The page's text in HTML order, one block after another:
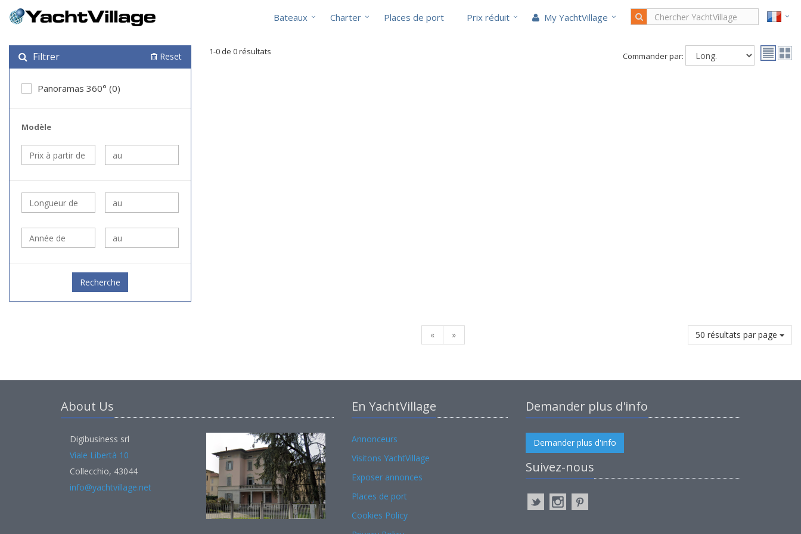
Bateaux Charter Places de port Prix réduit My YachtVillage
Filtrer Reset
Panoramas 360° (0)
Modèle
Recherche
1-0 de 0 résultats Commander par:
« » 50 résultats par page
About Us
Digibusiness srl
Viale Libertà 10
Collecchio, 43044
info@yachtvillage.net
En YachtVillage
Annonceurs
Visitons YachtVillage
Exposer annonces
Places de port
Cookies Policy
Demander plus d'info
Demander plus d'info
Suivez-nous